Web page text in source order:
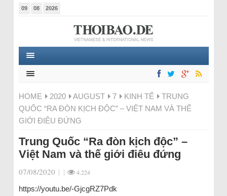
09 08 2026
HOME 2020 AUGUST 7 KINH TẾ
TRUNG
QUỐC “RA ĐÒN KỊCH ĐỘC” – VIỆT NAM VÀ THẾ
GIỚI ĐIÊU ĐỨNG
Trung Quốc “Ra đòn kịch độc” –
Việt Nam và thế giới điêu đứng
07/08/2020 | | 4.224
https://youtu.be/-GjcgRZ7Pdk